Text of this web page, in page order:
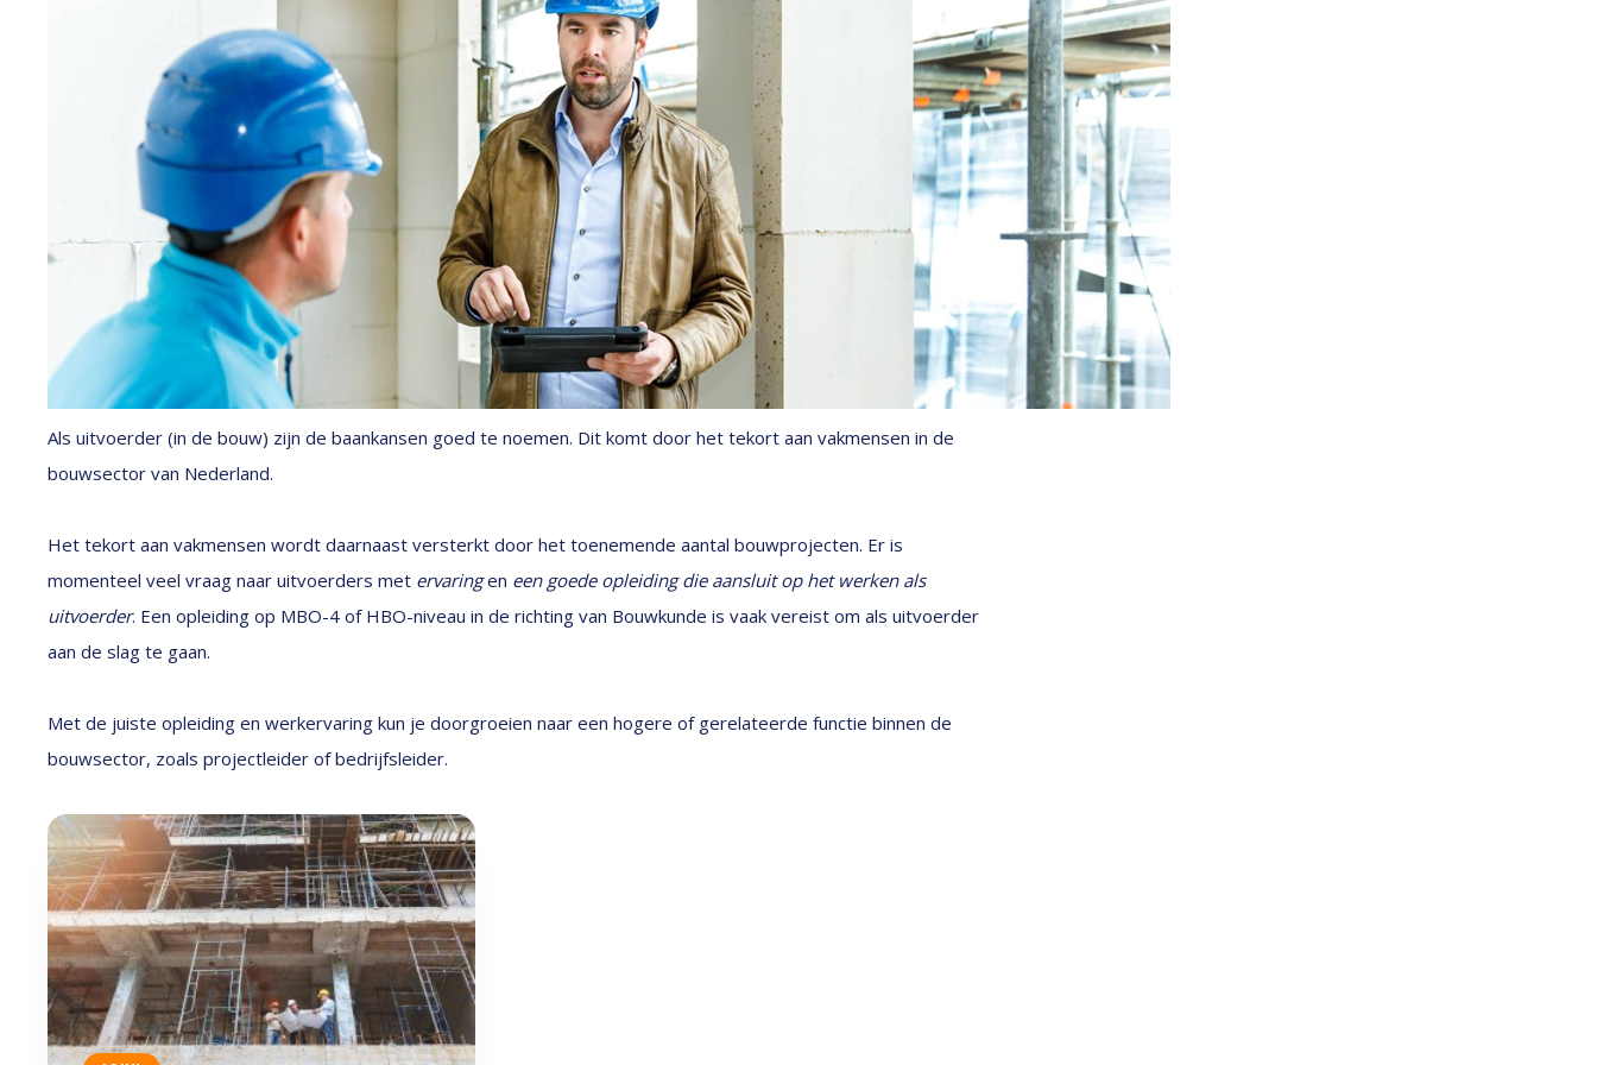
Als uitvoerder (in de bouw) zijn de baankansen goed te noemen. Dit komt door het tekort aan vakmensen in de
bouwsector van Nederland.
Het tekort aan vakmensen wordt daarnaast versterkt door het toenemende aantal bouwprojecten. Er is
momenteel veel vraag naar uitvoerders met ervaringen een goede opleiding die aansluit op het werken als
uitvoerder. Een opleiding op MBO-4 of HBO-niveau in de richting van Bouwkunde is vaak vereist om als uitvoerder
aan de slag te gaan.
Met de juiste opleiding en werkervaring kun je doorgroeien naar een hogere of gerelateerde functie binnen de
bouwsector, zoals projectleider of bedrijfsleider.